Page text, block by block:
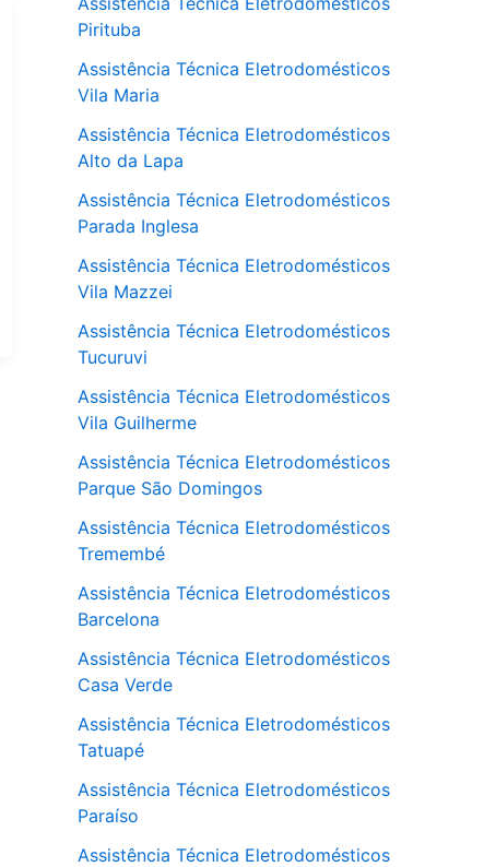
Pirituba
Assistência Técnica Eletrodomésticos
Vila Maria
Assistência Técnica Eletrodomésticos
Alto da Lapa
Assistência Técnica Eletrodomésticos
Parada Inglesa
Assistência Técnica Eletrodomésticos
Vila Mazzei
Assistência Técnica Eletrodomésticos
Tucuruvi
Assistência Técnica Eletrodomésticos
Vila Guilherme
Assistência Técnica Eletrodomésticos
Parque São Domingos
Assistência Técnica Eletrodomésticos
Tremembé
Assistência Técnica Eletrodomésticos
Barcelona
Assistência Técnica Eletrodomésticos
Casa Verde
Assistência Técnica Eletrodomésticos
Tatuapé
Assistência Técnica Eletrodomésticos
Paraíso
Assistência Técnica Eletrodomésticos